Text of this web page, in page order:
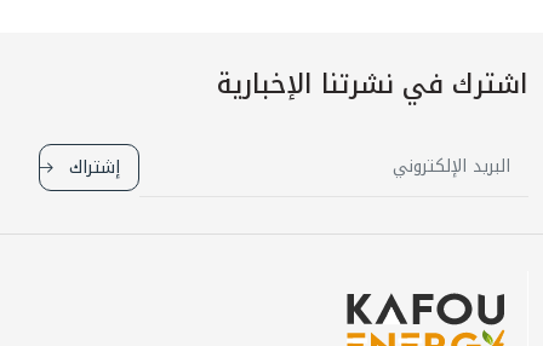
اشترك في نشرتنا الإخبارية
إشتراك